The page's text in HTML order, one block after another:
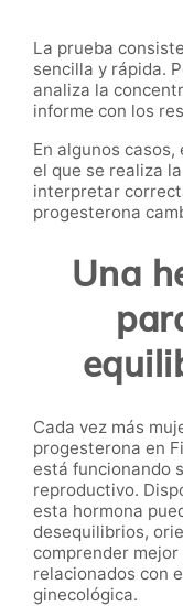
La prueba
sencilla y rápida.
analiza la
informe con los
En algunos
el que se realiza
interpretar
progesterona
Una
Cada vez más
progesterona en
está funcionando
reproductivo.
esta hormona
desequilibrios,
comprender
relacionados con
ginecológica.